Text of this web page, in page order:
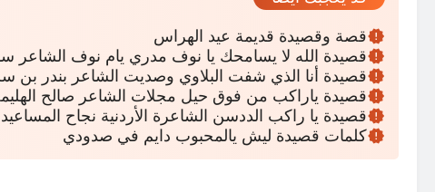
قصة وقصيدة قديمة عيد الهراس
قصيدة الله لا يسامحك يا نوف مدري يام نوف الشاعر
قصيدة أنا الذي شفت البلاوي وصديت الشاعر بندر بن
قصيدة ياراكب من فوق حيل مجلات الشاعر صالح
قصيدة يا راكب الددسن الشاعرة الأردنية نجاح المساعيد
كلمات قصيدة ليش يالمحبوب دايم في صدودي